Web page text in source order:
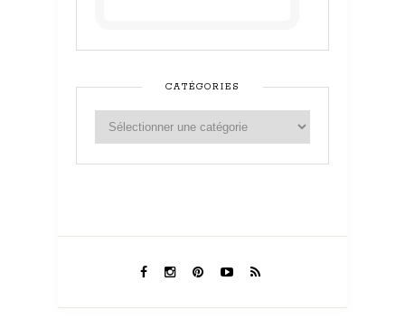
CATÉGORIES